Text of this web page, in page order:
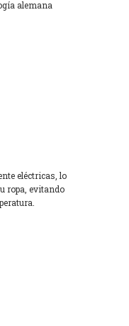
alemana
eléctricas, lo
ropa, evitando